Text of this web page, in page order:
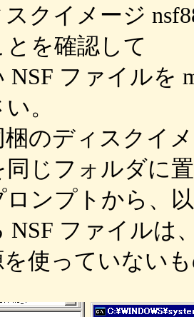
クイメージ
を確認して
NSF ファイルを
。
のディスクイ
同じフォルダに
ロンプトから、
NSF ファイルは
使っていない